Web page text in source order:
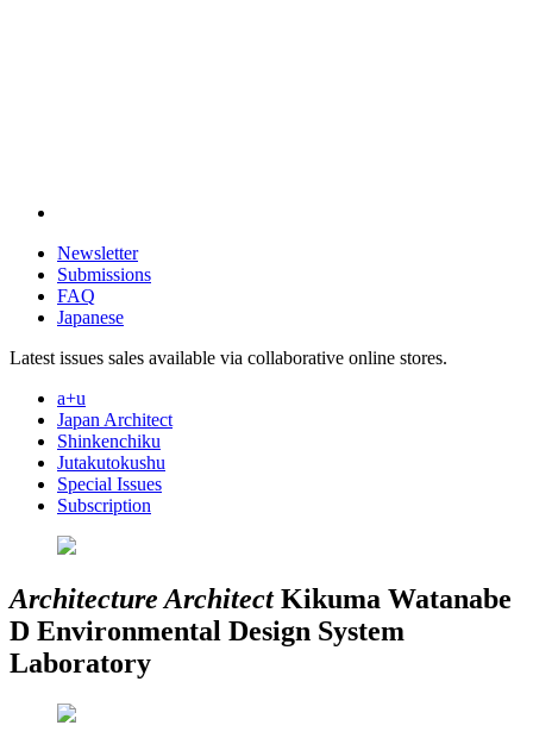
Newsletter
Submissions
FAQ
Japanese
Latest issues sales available via collaborative online stores.
a+u
Japan Architect
Shinkenchiku
Jutakutokushu
Special Issues
Subscription
Architecture ArchitectKikuma Watanabe
D Environmental Design System
Laboratory